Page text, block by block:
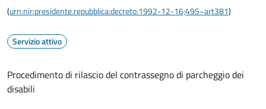
(urn:nir:presidente.repubblica:decreto:1992-12-16;495~art381)
Servizio attivo
Procedimento di rilascio del contrassegno di parcheggio dei
disabili